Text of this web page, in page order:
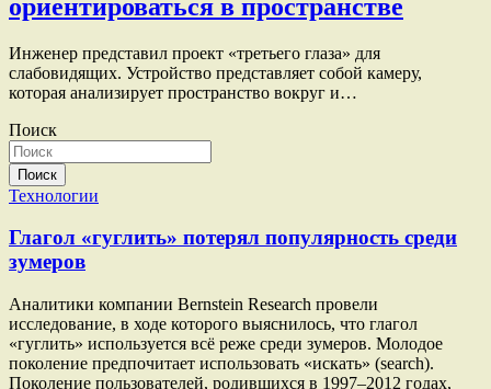
ориентироваться в пространстве
Инженер представил проект «третьего глаза» для
слабовидящих. Устройство представляет собой камеру,
которая анализирует пространство вокруг и…
Поиск
Поиск
Технологии
Глагол «гуглить» потерял популярность среди
зумеров
Аналитики компании Bernstein Research провели
исследование, в ходе которого выяснилось, что глагол
«гуглить» используется всё реже среди зумеров. Молодое
поколение предпочитает использовать «искать» (search).
Поколение пользователей, родившихся в 1997–2012 годах,